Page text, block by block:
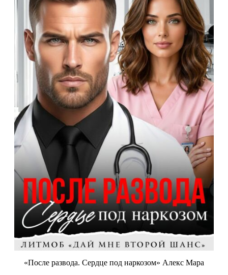
«После развода. Сердце под наркозом» Алекс Мара